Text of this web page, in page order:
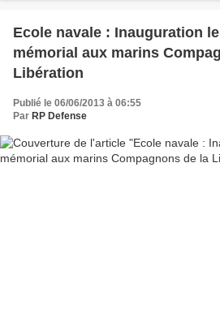
Ecole navale : Inauguration
mémorial aux marins
Libération
Publié le 06/06/2013 à 06:55
Par RP Defense